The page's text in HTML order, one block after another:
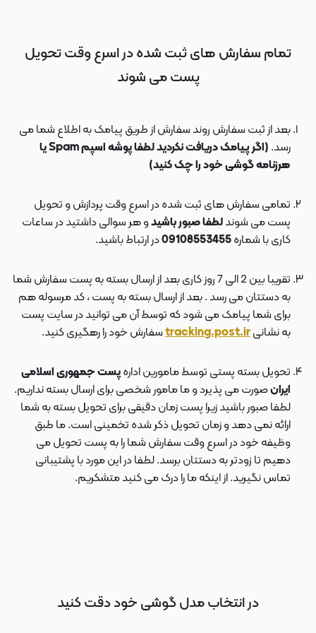
تمام سفارش های ثبت شده در اسرع وقت تحویل
پست می شوند
بعد از ثبت سفارش روند سفارش از طریق پیامک به اطلاع شما می
رسد.
(اگر پیامک دریافت نکردید لطفا پوشه اسپم Spam یا
هرزنامه گوشی خود را چک کنید)
تمامی سفارش های ثبت شده در اسرع وقت پردازش و تحویل
پست می شوندلطفا صبور باشیدو هر سوالی داشتید در ساعات
کاری با شماره
در ارتباط باشید.
تقریبا بین 2 الی 7 روز کاری بعد از ارسال بسته به پست سفارش شما
به دستتان می رسد . بعد از ارسال بسته به پست ، کد مرسوله هم
برای شما پیامک می شود که توسط آن می توانید در سایت پست
به نشانیtracking.post.irسفارش خود را رهگیری کنید.
تحویل بسته پستی توسط مامورین ادارهپست جمهوری اسلامی
ایرانصورت می پذیرد و ما مامور شخصی برای ارسال بسته نداریم.
لطفا صبور باشید زیرا پست زمان دقیقی برای تحویل بسته به شما
ارائه نمی دهد و زمان تحویل ذکر شده تخمینی است. ما طبق
وظیفه خود در اسرع وقت سفارش شما را به پست تحویل می
دهیم تا زودتر به دستتان برسد. لطفا در این مورد با پشتیبانی
تماس نگیرید. از اینکه ما را درک می کنید متشکریم.
در انتخاب مدل گوشی خود دقت کنید